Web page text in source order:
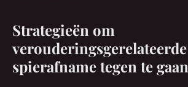
Strategieën om
verouderingsgerelateerde
spierafname tegen te gaan